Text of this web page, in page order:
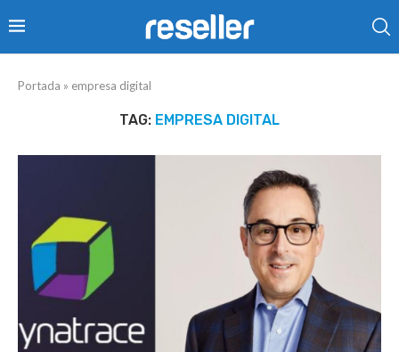
Portada » empresa digital
TAG: EMPRESA DIGITAL